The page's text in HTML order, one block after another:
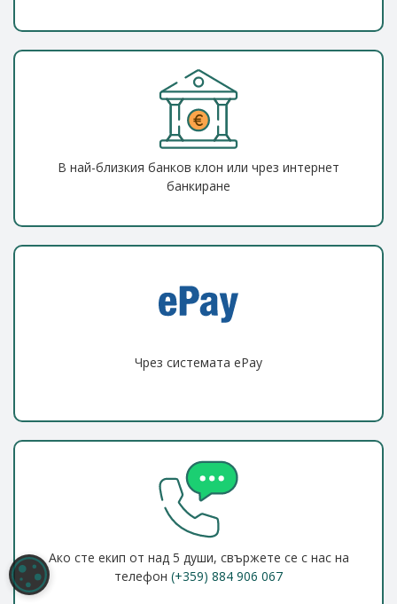
В най-близкия банков клон или чрез интернет
банкиране
Чрез системата ePay
Ако сте екип от над 5 души, свържете се с нас на
телефон (+359) 884 906 067
НАСТРОЙКИ НА БИСКВИТКИТЕ